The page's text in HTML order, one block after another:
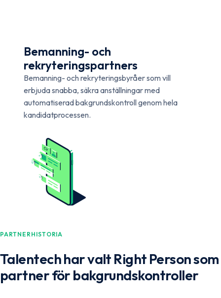
Bemanning- och
rekryteringspartners
Bemanning- och rekryteringsbyråer som vill
erbjuda snabba, säkra anställningar med
automatiserad bakgrundskontroll genom hela
kandidatprocessen.
PARTNERHISTORIA
Talentech har valt Right Person som
partner för bakgrundskontroller